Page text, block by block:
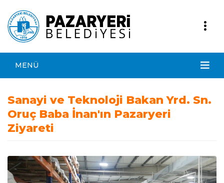
MENÜ
Sanayi ve Teknoloji Bakan Yrd. Sn.
Oruç Baba İnan'ın Pazaryeri
Ziyareti